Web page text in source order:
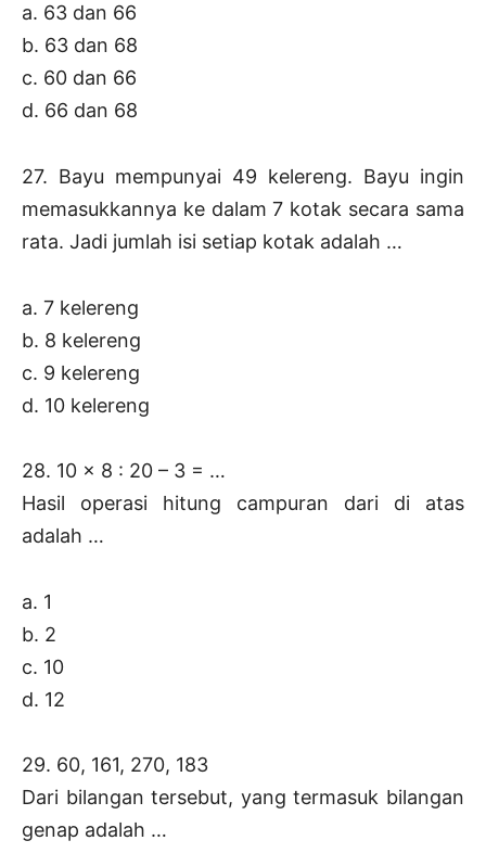
a. 63 dan 66
b. 63 dan 68
c. 60 dan 66
d. 66 dan 68
27. Bayu mempunyai 49 kelereng. Bayu ingin
memasukkannya ke dalam 7 kotak secara sama
rata. Jadi jumlah isi setiap kotak adalah …
a. 7 kelereng
b. 8 kelereng
c. 9 kelereng
d. 10 kelereng
28. 10 x 8 : 20 – 3 = …
Hasil operasi hitung campuran dari di atas
adalah …
a. 1
b. 2
c. 10
d. 12
29. 60, 161, 270, 183
Dari bilangan tersebut, yang termasuk bilangan
genap adalah …